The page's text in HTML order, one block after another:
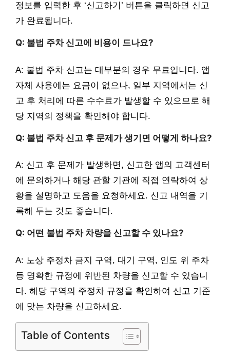
정보를 입력한 후 ‘신고하기’ 버튼을 클릭하면 신고
가 완료됩니다.
Q: 불법 주차 신고에 비용이 드나요?
A: 불법 주차 신고는 대부분의 경우 무료입니다. 앱
자체 사용에는 요금이 없으나, 일부 지역에서는 신
고 후 처리에 따른 수수료가 발생할 수 있으므로 해
당 지역의 정책을 확인해야 합니다.
Q: 불법 주차 신고 후 문제가 생기면 어떻게 하나요?
A: 신고 후 문제가 발생하면, 신고한 앱의 고객센터
에 문의하거나 해당 관할 기관에 직접 연락하여 상
황을 설명하고 도움을 요청하세요. 신고 내역을 기
록해 두는 것도 좋습니다.
Q: 어떤 불법 주차 차량을 신고할 수 있나요?
A: 노상 주정차 금지 구역, 대기 구역, 인도 위 주차
등 명확한 규정에 위반된 차량을 신고할 수 있습니
다. 해당 구역의 주정차 규정을 확인하여 신고 기준
에 맞는 차량을 신고하세요.
Table of Contents